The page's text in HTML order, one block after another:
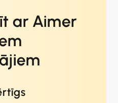
ar Aimer